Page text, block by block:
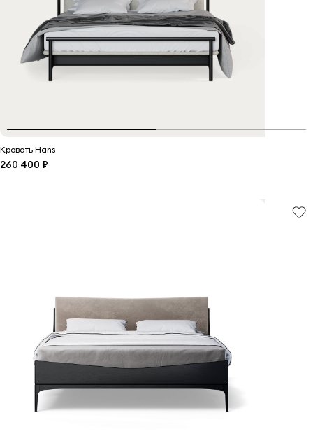
Кровать Hans
260 400 ₽